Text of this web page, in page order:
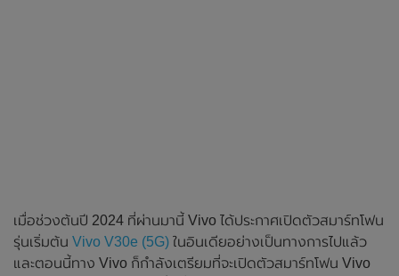
เมื่อช่วงต้นปี 2024 ที่ผ่านมานี้ Vivo ได้ประกาศเปิดตัวสมาร์ทโฟน
รุ่นเริ่มต้น Vivo V30e (5G) ในอินเดียอย่างเป็นทางการไปแล้ว
และตอนนี้ทาง Vivo ก็กำลังเตรียมที่จะเปิดตัวสมาร์ทโฟน Vivo